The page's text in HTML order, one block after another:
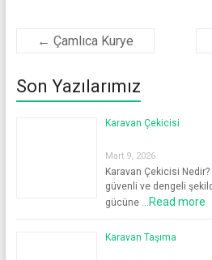
← Çamlıca Kurye
Son Yazılarımız
Karavan Çekicisi
Mart 9, 2026
Karavan Çekicisi
güvenli ve dengeli
gücüne … Read more
Karavan Taşıma